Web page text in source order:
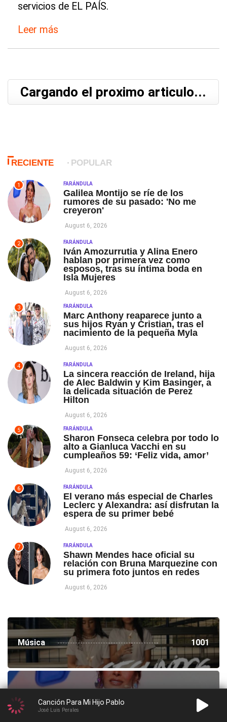
servicios de EL PAÍS.
Leer más
Cargando el proximo articulo...
RECIENTE POPULAR
1 FARÁNDULA
Galilea Montijo se ríe de los
rumores de su pasado: 'No me
creyeron'
August 6, 2026
2 FARÁNDULA
Iván Amozurrutia y Alina Enero
hablan por primera vez como
esposos, tras su íntima boda en
Isla Mujeres
August 6, 2026
3 FARÁNDULA
Marc Anthony reaparece junto a
sus hijos Ryan y Cristian, tras el
nacimiento de la pequeña Myla
August 6, 2026
4 FARÁNDULA
La sincera reacción de Ireland, hija
de Alec Baldwin y Kim Basinger, a
la delicada situación de Perez
Hilton
August 6, 2026
5 FARÁNDULA
Sharon Fonseca celebra por todo lo
alto a Gianluca Vacchi en su
cumpleaños 59: ‘Feliz vida, amor’
August 6, 2026
6 FARÁNDULA
El verano más especial de Charles
Leclerc y Alexandra: así disfrutan la
espera de su primer bebé
August 6, 2026
7 FARÁNDULA
Shawn Mendes hace oficial su
relación con Bruna Marquezine con
su primera foto juntos en redes
August 6, 2026
Música 1001
Farándula
Canción Para Mi Hijo Pablo
José Luis Perales